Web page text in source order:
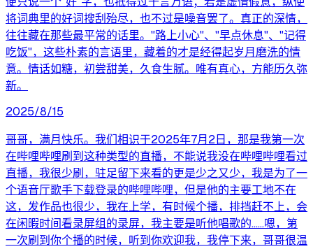
将词典里的好词搜刮殆尽，也不过是噪音罢了。真正的深情，
往往藏在那些最平常的话里。"路上小心"、"早点休息"、"记得
吃饭"，这些朴素的言语里，藏着的才是经得起岁月磨洗的情
意。情话如糖，初尝甜美，久食生腻。唯有真心，方能历久弥
新。
2025/8/15
哥哥，满月快乐。我们相识于2025年7月2日，那是我第一次
在哔哩哔哩刷到这种类型的直播，不能说我没在哔哩哔哩看过
直播，我很少刷，驻足留下来看的更是少之又少，我是为了一
个语音厅歌手下载登录的哔哩哔哩，但是他的主要工地不在
这，发作品也很少，我在上学，有时候个播，排挡赶不上，会
在闲暇时间看录屏组的录屏，我主要是听他唱歌的……嗯，第
一次刷到你个播的时候，听到你欢迎我，我停下来，哥哥很温